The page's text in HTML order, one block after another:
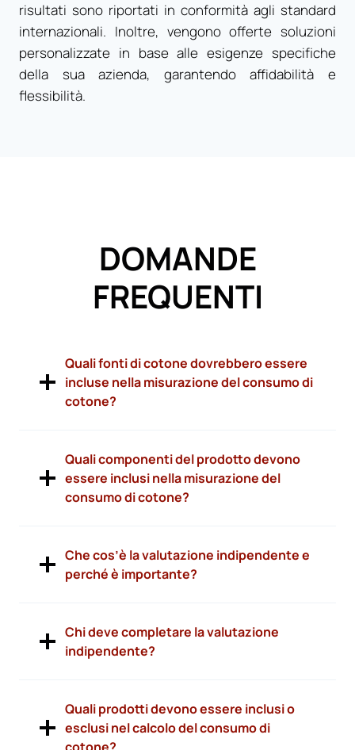
risultati sono riportati in conformità agli standard
internazionali. Inoltre, vengono offerte soluzioni
personalizzate in base alle esigenze specifiche
della sua azienda, garantendo affidabilità e
flessibilità.
DOMANDE
FREQUENTI
Quali fonti di cotone dovrebbero essere
incluse nella misurazione del consumo di
cotone?
Quali componenti del prodotto devono
essere inclusi nella misurazione del
consumo di cotone?
Che cos’è la valutazione indipendente e
perché è importante?
Chi deve completare la valutazione
indipendente?
Quali prodotti devono essere inclusi o
esclusi nel calcolo del consumo di